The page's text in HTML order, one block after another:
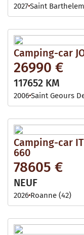
2027Saint
Camping-car
26990 €
117652 KM
2006Saint Geours
Camping-car
660
78605 €
NEUF
2026 Roanne (42)